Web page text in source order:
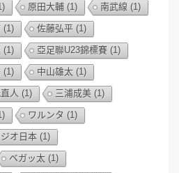
原田大輔 (1) 南武線 (1)
(1) 佐藤弘平 (1)
(1) 亞足聯U23錦標賽 (1)
(1) 中山雄太 (1)
人 (1) 三浦成美 (1)
ワルンタ (1)
オ日本 (1)
ベガッ太 (1)